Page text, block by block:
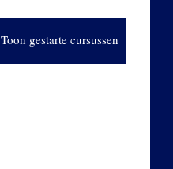
Toon gestarte cursussen